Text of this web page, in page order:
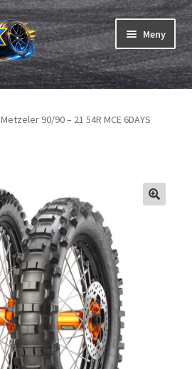
Meny
Metzeler 90/90 – 21 54R MCE 6DAYS